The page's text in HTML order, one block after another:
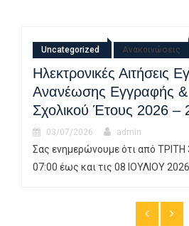
Uncategorized Ανακοινώσεις
Ηλεκτρονικές Αιτήσεις
Ανανέωσης Εγγραφής
Σχολικού Έτους 2026 –
03/07/2026 admin
Σας ενημερώνουμε ότι από
07:00 έως και τις 08 ΙΟΥΛΙΟΥ